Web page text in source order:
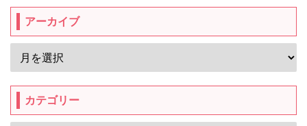
アーカイブ
カテゴリー